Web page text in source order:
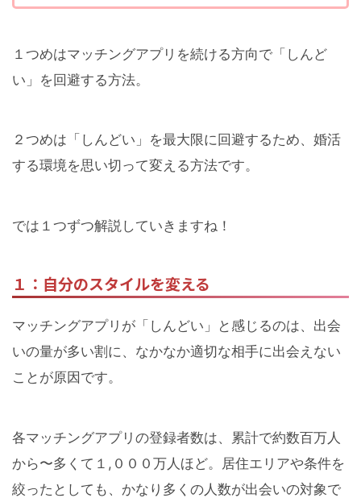
１つめはマッチングアプリを続ける方向で「しんど
い」を回避する方法。
２つめは「しんどい」を最大限に回避するため、婚活
する環境を思い切って変える方法です。
では１つずつ解説していきますね！
１：自分のスタイルを変える
マッチングアプリが「しんどい」と感じるのは、出会
いの量が多い割に、なかなか適切な相手に出会えない
ことが原因です。
各マッチングアプリの登録者数は、累計で約数百万人
から〜多くて１,０００万人ほど。居住エリアや条件を
絞ったとしても、かなり多くの人数が出会いの対象で